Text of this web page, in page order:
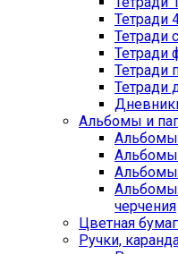
Тетради
Тетради
Тетради
Тетради
Тетради
Альбомы и
Альбомы
Альбомы
Альбомы
Альбомы
черчения
Цветная
Ручки,